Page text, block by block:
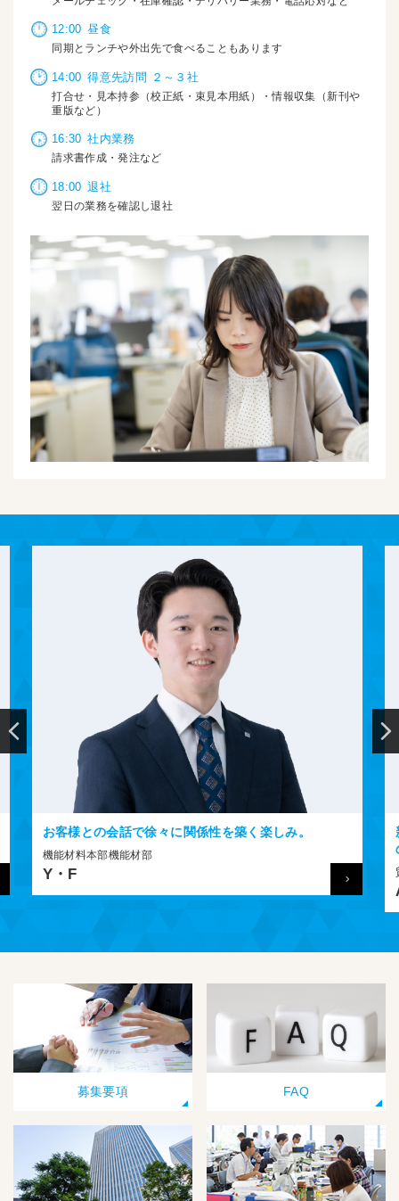
12:00 昼食
同期とランチや外出先で食べることもあります
14:00 得意先訪問 ２～３社
打合せ・見本持参（校正紙・束見本用紙）・情報収集（新刊や
重版など）
16:30 社内業務
請求書作成・発注など
18:00 退社
翌日の業務を確認し退社
築く楽しみ。
新しい知識や技術を様々な人たちから
募集要項 FAQ